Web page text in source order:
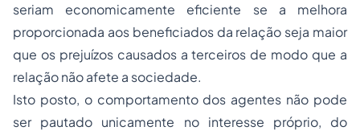
seriam economicamente eficiente se a melhora
proporcionada aos beneficiados da relação seja maior
que os prejuízos causados a terceiros de modo que a
relação não afete a sociedade.
Isto posto, o comportamento dos agentes não pode
ser pautado unicamente no interesse próprio, do